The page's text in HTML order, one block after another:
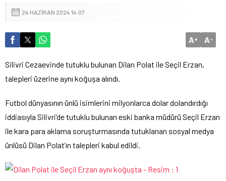
24 HAZIRAN 2024 14:07
A+ A-
Silivri Cezaevinde tutuklu bulunan Dilan Polat ile Seçil Erzan,
talepleri üzerine aynı koğuşa alındı.
Futbol dünyasının ünlü isimlerini milyonlarca dolar dolandırdığı
iddiasıyla Silivri’de tutuklu bulunan eski banka müdürü Seçil Erzan
ile kara para aklama soruşturmasında tutuklanan sosyal medya
ünlüsü Dilan Polat’ın talepleri kabul edildi.